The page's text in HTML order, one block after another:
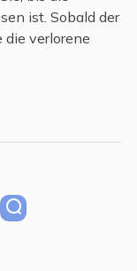
ist. Sobald der
die verlorene